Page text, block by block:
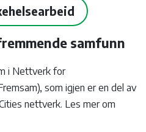
samfunn
i Nettverk for
som igjen er en del av
nettverk. Les mer om